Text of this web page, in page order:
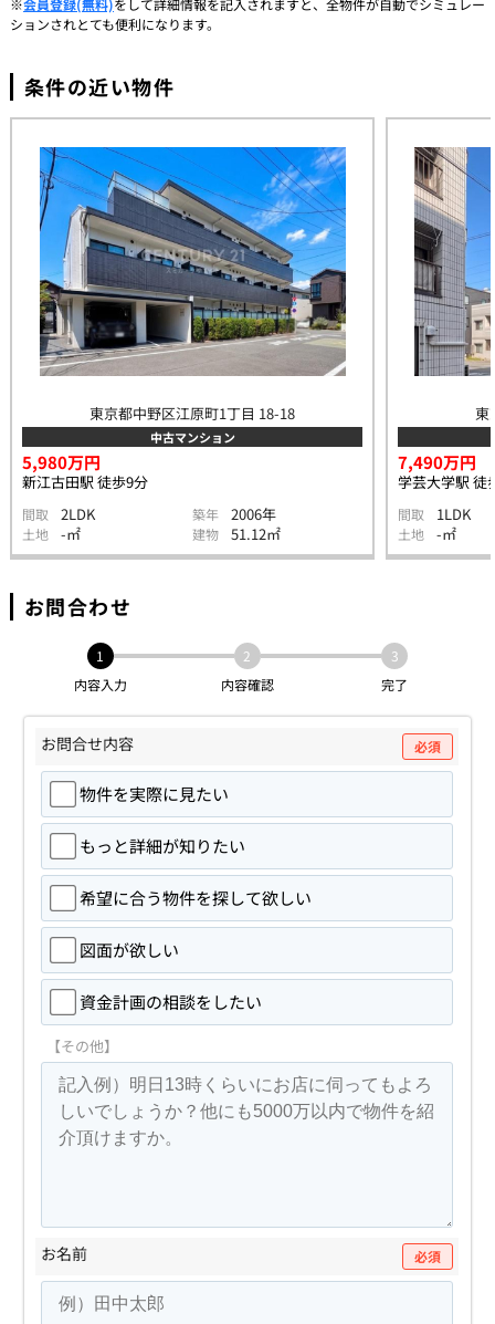
ションされとても便利になります。
条件の近い物件
東京都中野区江原町1丁目 18-18
中古マンション
5,980万円
新江古田駅 徒歩9分
間取 2LDK 築年 2006年
土地 -㎡ 建物 51.12㎡
東
7,490万円
学芸大学駅 徒
間取 1LDK
土地 -㎡
お問合わせ
1
内容入力
2
内容確認
3
完了
お問合せ内容 必須
物件を実際に見たい
もっと詳細が知りたい
希望に合う物件を探して欲しい
図面が欲しい
資金計画の相談をしたい
【その他】
お名前 必須